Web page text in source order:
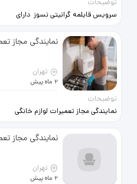
می‌شود قیمت این محصول چهارصد
ونود تومن هریک عدد بسته پای
واقعی
توضیحات
سرویس قابلمه گرانیتی نسوز دارای
پوشش گرانیتی نسوز مناسب هدیه
ومنزل به فروش می‌رسد
نمایندگی مجاز
تهران
2 ماه پیش
توضیحات
نمایندگی مجاز تعمیرات لوازم خانگی
تعمیر انواع اجاق گاز لباسشویی
ظرفشویی ماکروفر فر برقی با
متخصصین کارآزموده در محل قیمت
نمایندگی مجاز
تهران
2 ماه پیش